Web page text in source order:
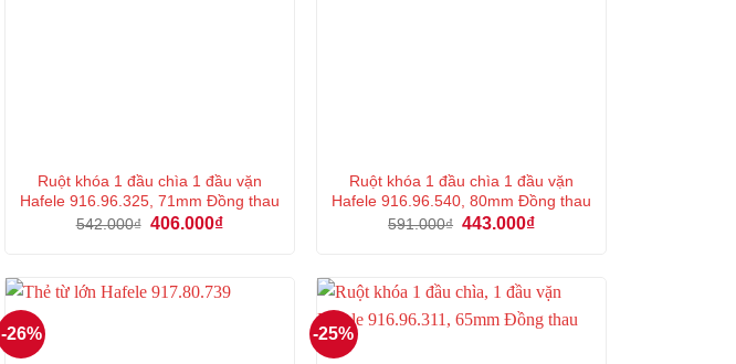
Ruột khóa 1 đầu chìa 1 đầu vặn
Hafele 916.96.325, 71mm Đồng thau
542.000₫ Giá
406.000₫Giá
406.000₫.
Ruột khóa 1 đầu chìa 1 đầu vặn
Hafele 916.96.540, 80mm Đồng thau
591.000₫ Giá
443.000₫Giá
443.000₫.
-26% -25%